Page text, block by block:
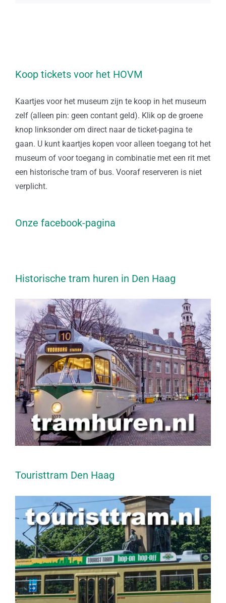
Koop tickets voor het HOVM
Kaartjes voor het museum zijn te koop in het museum
zelf (alleen pin: geen contant geld). Klik op de groene
knop linksonder om direct naar de ticket-pagina te
gaan. U kunt kaartjes kopen voor alleen toegang tot het
museum of voor toegang in combinatie met een rit met
een historische tram of bus. Vooraf reserveren is niet
verplicht.
Onze facebook-pagina
Historische tram huren in Den Haag
Touristtram Den Haag